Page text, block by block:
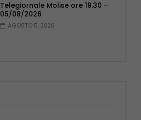
Telegiornale Molise ore 19.30 –
05/08/2026
AGOSTO 5, 2026